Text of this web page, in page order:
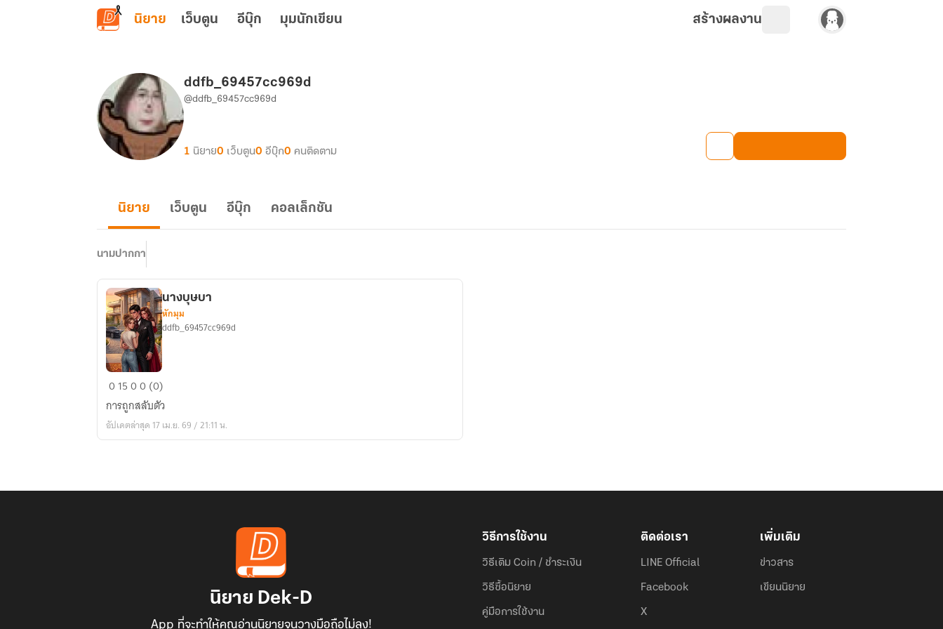
ข้ามไปยังเนื้อหาหลัก
นิยาย เว็บตูน อีบุ๊ก มุมนักเขียน สร้างผลงาน
ddfb_69457cc969d
@ddfb_69457cc969d
1 นิยาย0 เว็บตูน0 อีบุ๊ก0 คนติดตาม
นิยาย เว็บตูน อีบุ๊ก คอลเล็กชัน
นามปากกา
นาง
นางบุษบา
หักมุม
ddfb_69457cc969d
01500 (0)
การถูกสลับตัว
อัปเดตล่าสุด 17 เม.ย. 69 / 21:11 น.
นิยาย Dek-D
App ที่จะทำให้คุณอ่านนิยายจนวางมือถือไม่ลง!
วิธีการใช้งาน
วิธีเติม Coin / ชำระเงิน
วิธีซื้อนิยาย
คู่มือการใช้งาน
ติดต่อเรา
LINE Official
Facebook
X
เพิ่มเติม
ข่าวสาร
เขียนนิยาย